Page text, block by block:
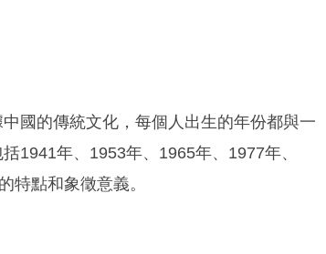
國的傳統文化，每個人出生的年份都與一
1941年、1953年、1965年、1977年、
特點和象徵意義。